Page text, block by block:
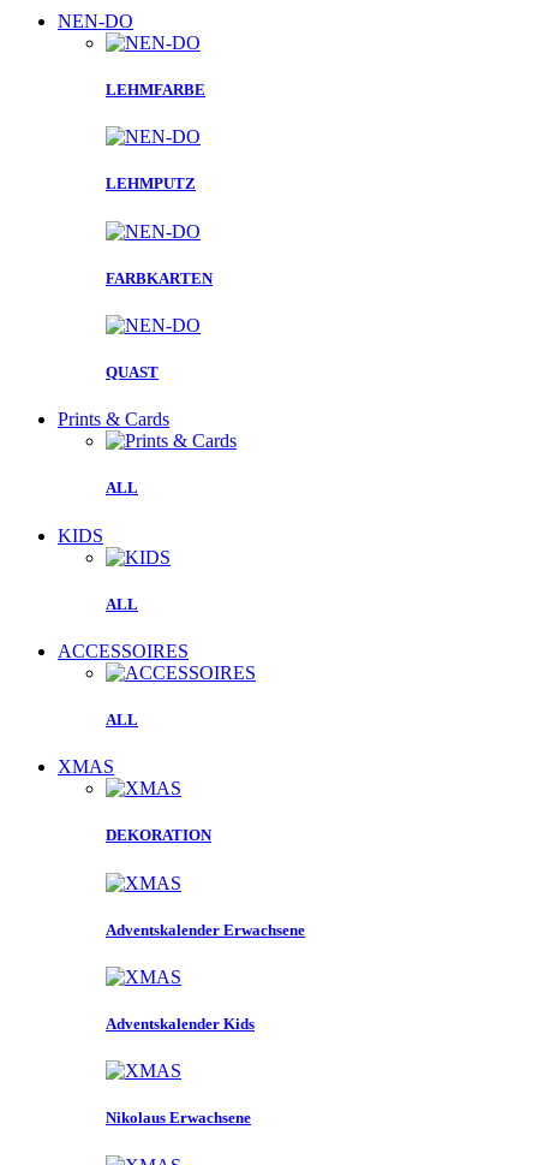
NEN-DO
LEHMFARBE
LEHMPUTZ
FARBKARTEN
QUAST
Prints & Cards
ALL
KIDS
ALL
ACCESSOIRES
ALL
XMAS
DEKORATION
Adventskalender Erwachsene
Adventskalender Kids
Nikolaus Erwachsene